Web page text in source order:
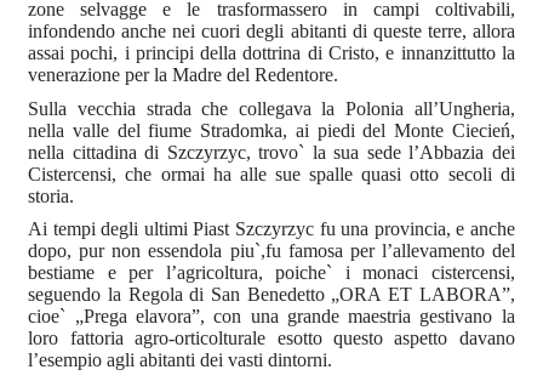
zone selvagge e le trasformassero in campi coltivabili,
infondendo anche nei cuori degli abitanti di queste terre, allora
assai pochi, i principi della dottrina di Cristo, e innanzittutto la
venerazione per la Madre del Redentore.
Sulla vecchia strada che collegava la Polonia all’Ungheria,
nella valle del fiume Stradomka, ai piedi del Monte Ciecień,
nella cittadina di Szczyrzyc, trovo` la sua sede l’Abbazia dei
Cistercensi, che ormai ha alle sue spalle quasi otto secoli di
storia.
Ai tempi degli ultimi Piast Szczyrzyc fu una provincia, e anche
dopo, pur non essendola piu`,fu famosa per l’allevamento del
bestiame e per l’agricoltura, poiche` i monaci cistercensi,
seguendo la Regola di San Benedetto „ORA ET LABORA”,
cioe` „Prega elavora”, con una grande maestria gestivano la
loro fattoria agro-orticolturale esotto questo aspetto davano
l’esempio agli abitanti dei vasti dintorni.